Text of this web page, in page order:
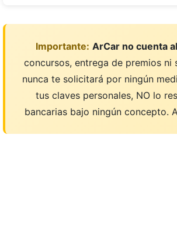
Importante: ArCar no cuenta
concursos, entrega de premios
nunca te solicitará por ningún
tus claves personales, NO lo
bancarias bajo ningún concepto.